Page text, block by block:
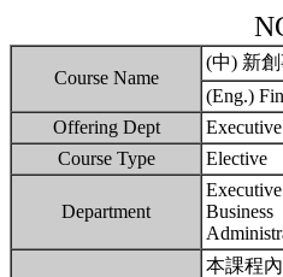
Course Name
(中) 新
(Eng.)
Offering Dept
Course Type
Elective
Department
Business
本課程